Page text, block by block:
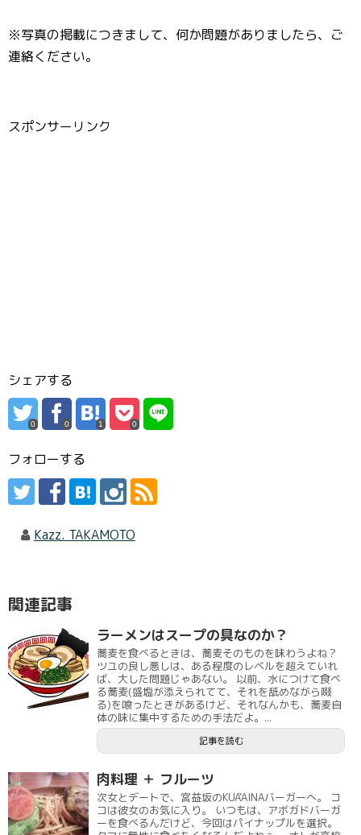
※写真の掲載につきまして、何か問題がありましたら、ご
連絡ください。
スポンサーリンク
シェアする
0 0 1 0
フォローする
Kazz. TAKAMOTO
関連記事
ラーメンはスープの具なのか？
蕎麦を食べるときは、蕎麦そのものを味わうよね？
ツユの良し悪しは、ある程度のレベルを超えていれ
ば、大した問題じゃあない。 以前、水につけて食べ
る蕎麦(盛塩が添えられてて、それを舐めながら啜
る)を喰ったときがあるけど、それなんかも、蕎麦自
体の味に集中するための手法だよ。...
記事を読む
肉料理 ＋ フルーツ
次女とデートで、宮益坂のKUA`AINAバーガーへ。 コ
コは彼女のお気に入り。 いつもは、アボガドバーガ
ーを食べるんだけど、今回はパイナップルを選択。